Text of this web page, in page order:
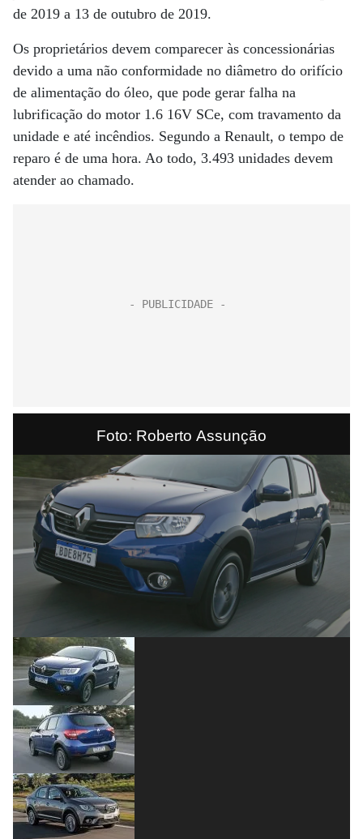
de 2019 a 13 de outubro de 2019.
Os proprietários devem comparecer às concessionárias
devido a uma não conformidade no diâmetro do orifício
de alimentação do óleo, que pode gerar falha na
lubrificação do motor 1.6 16V SCe, com travamento da
unidade e até incêndios. Segundo a Renault, o tempo de
reparo é de uma hora. Ao todo, 3.493 unidades devem
atender ao chamado.
Foto: Roberto Assunção